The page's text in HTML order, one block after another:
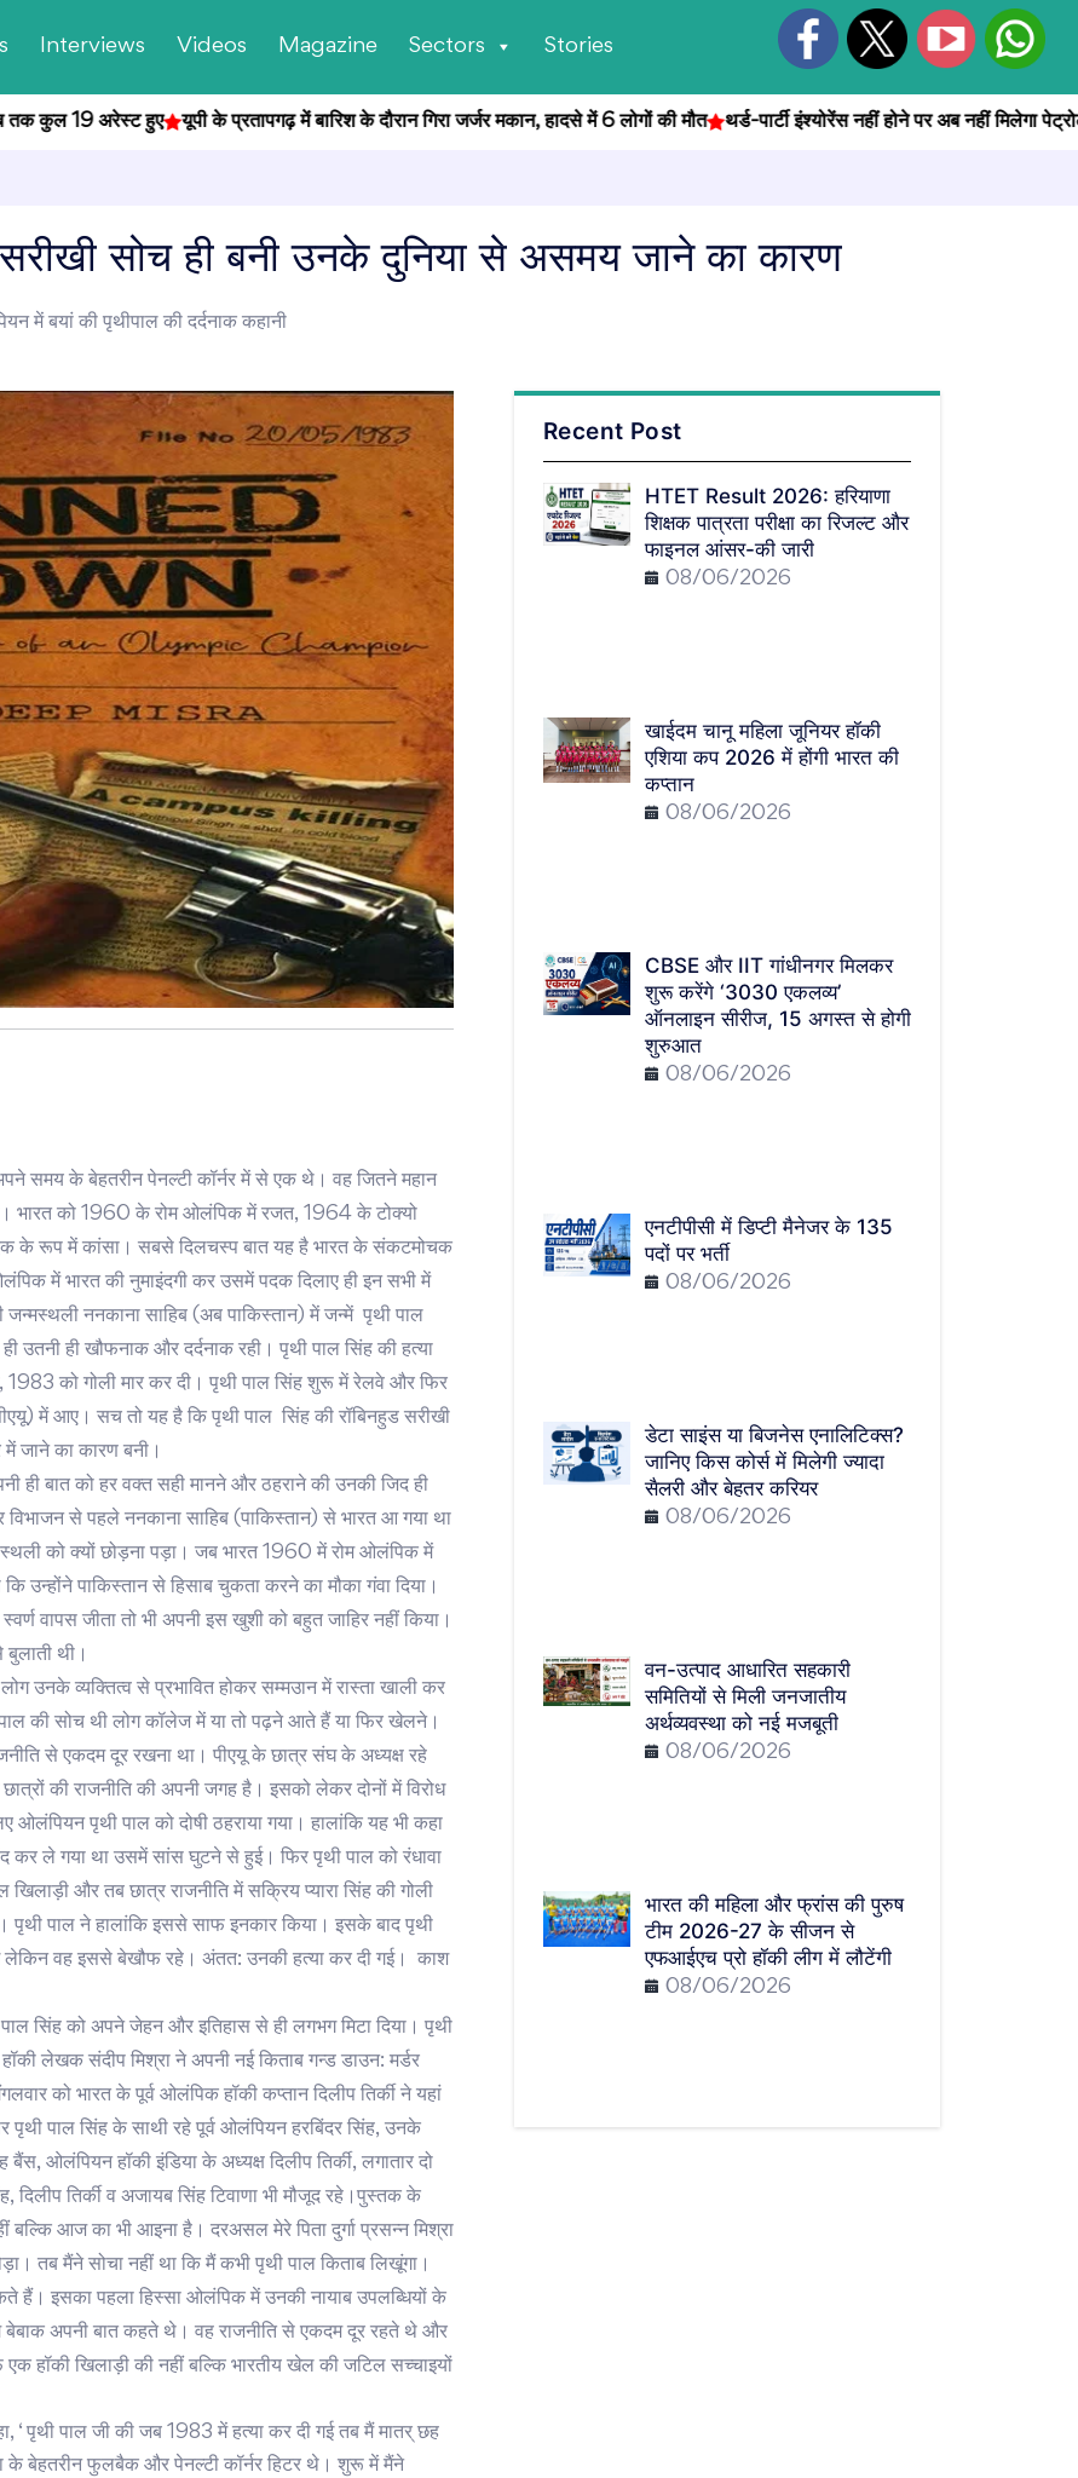
Interviews Videos Magazine Sectors Stories
19 अरेस्ट हुए यूपी के प्रतापगढ़ में बारिश के दौरान गिरा जर्जर मकान, हादसे में 6 लोगों की मौत थर्ड-पार्टी इंश्योरेंस नहीं होने पर अब नहीं मिलेगा पेट्रोल
सरीखी सोच ही बनी उनके दुनिया से असमय जाने का कारण
में बयां की पृथीपाल की दर्दनाक कहानी
अपने समय के बेहतरीन पेनल्टी कॉर्नर में से एक थे। वह जितने महान
भारत को 1960 के रोम ओलंपिक में रजत, 1964 के टोक्यो
के रूप में कांसा। सबसे दिलचस्प बात यह है भारत के संकटमोचक
में भारत की नुमाइंदगी कर उसमें पदक दिलाए ही इन सभी में
ननकाना साहिब (अब पाकिस्तान) में जन्में पृथी पाल
उतनी ही खौफनाक और दर्दनाक रही। पृथी पाल सिंह की हत्या
1983 को गोली मार कर दी। पृथी पाल सिंह शुरू में रेलवे और फिर
में आए। सच तो यह है कि पृथी पाल सिंह की रॉबिनहुड सरीखी
जाने का कारण बनी।
ही बात को हर वक्त सही मानने और ठहराने की उनकी जिद ही
से पहले ननकाना साहिब (पाकिस्तान) से भारत आ गया था
को क्यों छोड़ना पड़ा। जब भारत 1960 में रोम ओलंपिक में
उन्होंने पाकिस्तान से हिसाब चुकता करने का मौका गंवा दिया।
वापस जीता तो भी अपनी इस खुशी को बहुत जाहिर नहीं किया।
बुलाती थी।
उनके व्यक्तित्व से प्रभावित होकर सम्मउान में रास्ता खाली कर
की सोच थी लोग कॉलेज में या तो पढ़ने आते हैं या फिर खेलने।
से एकदम दूर रखना था। पीएयू के छात्र संघ के अध्यक्ष रहे
की राजनीति की अपनी जगह है। इसको लेकर दोनों में विरोध
ओलंपियन पृथी पाल को दोषी ठहराया गया। हालांकि यह भी कहा
कर ले गया था उसमें सांस घुटने से हुई। फिर पृथी पाल को रंधावा
और तब छात्र राजनीति में सक्रिय प्यारा सिंह की गोली
पृथी पाल ने हालांकि इससे साफ इनकार किया। इसके बाद पृथी
लेकिन वह इससे बेखौफ रहे। अंतत: उनकी हत्या कर दी गई। काश
सिंह को अपने जेहन और इतिहास से ही लगभग मिटा दिया। पृथी
लेखक संदीप मिश्रा ने अपनी नई किताब गन्ड डाउन: मर्डर
को भारत के पूर्व ओलंपिक हॉकी कप्तान दिलीप तिर्की ने यहां
पाल सिंह के साथी रहे पूर्व ओलंपियन हरबिंदर सिंह, उनके
ओलंपियन हॉकी इंडिया के अध्यक्ष दिलीप तिर्की, लगातार दो
तिर्की व अजायब सिंह टिवाणा भी मौजूद रहे।पुस्तक के
आज का भी आइना है। दरअसल मेरे पिता दुर्गा प्रसन्न मिश्रा
तब मैंने सोचा नहीं था कि मैं कभी पृथी पाल किताब लिखूंगा।
हैं। इसका पहला हिस्सा ओलंपिक में उनकी नायाब उपलब्धियों के
अपनी बात कहते थे। वह राजनीति से एकदम दूर रहते थे और
हॉकी खिलाड़ी की नहीं बल्कि भारतीय खेल की जटिल सच्चाइयों
‘ पृथी पाल जी की जब 1983 में हत्या कर दी गई तब मैं मातर् छह
के बेहतरीन फुलबैक और पेनल्टी कॉर्नर हिटर थे। शुरू में मैंने
Recent Post
HTET Result 2026: हरियाणा
शिक्षक पात्रता परीक्षा का रिजल्ट और
फाइनल आंसर-की जारी
08/06/2026
खाईदम चानू महिला जूनियर हॉकी
एशिया कप 2026 में होंगी भारत की
कप्तान
08/06/2026
CBSE और IIT गांधीनगर मिलकर
शुरू करेंगे ‘3030 एकलव्य’
ऑनलाइन सीरीज, 15 अगस्त से होगी
शुरुआत
08/06/2026
एनटीपीसी में डिप्टी मैनेजर के 135
पदों पर भर्ती
08/06/2026
डेटा साइंस या बिजनेस एनालिटिक्स?
जानिए किस कोर्स में मिलेगी ज्यादा
सैलरी और बेहतर करियर
08/06/2026
वन-उत्पाद आधारित सहकारी
समितियों से मिली जनजातीय
अर्थव्यवस्था को नई मजबूती
08/06/2026
भारत की महिला और फ्रांस की पुरुष
टीम 2026-27 के सीजन से
एफआईएच प्रो हॉकी लीग में लौटेंगी
08/06/2026